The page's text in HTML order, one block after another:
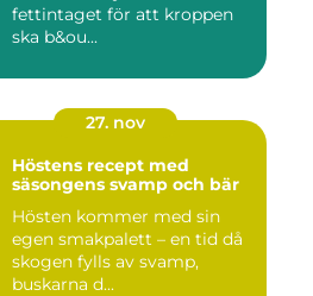
fettintaget för att kroppen
ska b&ou...
27. nov
Höstens recept med
säsongens svamp och bär
Hösten kommer med sin
egen smakpalett – en tid då
skogen fylls av svamp,
buskarna d...